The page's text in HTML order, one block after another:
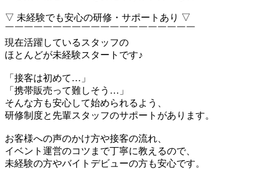
▽ 未経験でも安心の研修・サポートあり ▽
￣￣￣￣￣￣￣￣￣￣￣￣￣￣￣￣￣￣￣￣
現在活躍しているスタッフの
ほとんどが未経験スタートです♪
「接客は初めて…」
「携帯販売って難しそう…」
そんな方も安心して始められるよう、
研修制度と先輩スタッフのサポートがあります。
お客様への声のかけ方や接客の流れ、
イベント運営のコツまで丁寧に教えるので、
未経験の方やバイトデビューの方も安心です。